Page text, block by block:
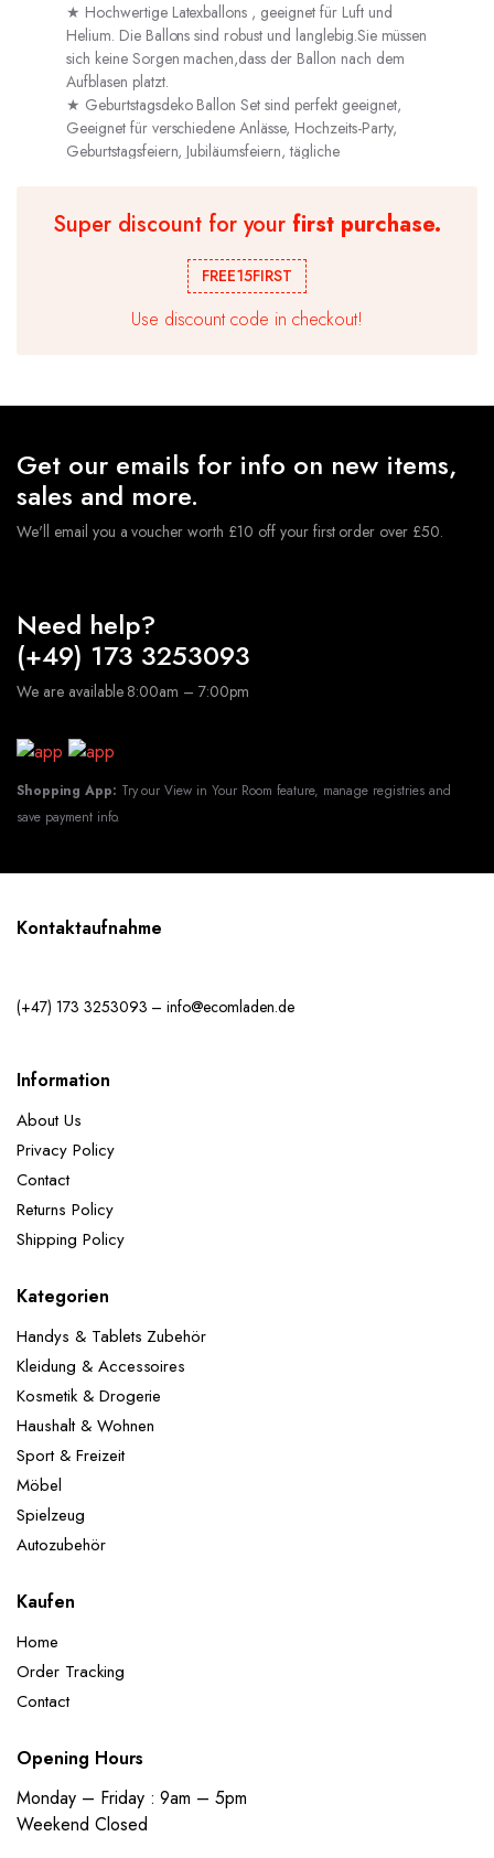
★ Hochwertige Latexballons , geeignet für Luft und
Helium. Die Ballons sind robust und langlebig.Sie müssen
sich keine Sorgen machen,dass der Ballon nach dem
Aufblasen platzt.
★ Geburtstagsdeko Ballon Set sind perfekt geeignet,
Geeignet für verschiedene Anlässe, Hochzeits-Party,
Geburtstagsfeiern, Jubiläumsfeiern, tägliche
für Luft und Helium. Die Ballons sind robust und
langlebig.Sie müssen sich keine Sorgen machen,dass der
Ballon Set sind perfekt geeignet, Geeignet für
Gold 2x 32" Zahlen Folienballons 5x 12"Gold
Konfetti-Ballons 5x 12"Schwarz-Ballons 5x 12"Gold-
Ballons
Jahren geeignet.
Super discount for yourfirst purchase.
FREE15FIRST
Use discount code in checkout!
Get our emails for info on new items,
sales and more.
We'll email you a voucher worth £10 off your first order over £50.
Need help?
(+49) 173 3253093
We are available 8:00am – 7:00pm
Shopping App: Try our View in Your Room feature, manage registries and
save payment info.
Kontaktaufnahme
(+47) 173 3253093 – info@ecomladen.de
Information
About Us
Privacy Policy
Contact
Returns Policy
Shipping Policy
Kategorien
Handys & Tablets Zubehör
Kleidung & Accessoires
Kosmetik & Drogerie
Haushalt & Wohnen
Sport & Freizeit
Möbel
Spielzeug
Autozubehör
Kaufen
Home
Order Tracking
Contact
Opening Hours
Monday – Friday : 9am – 5pm
Weekend Closed